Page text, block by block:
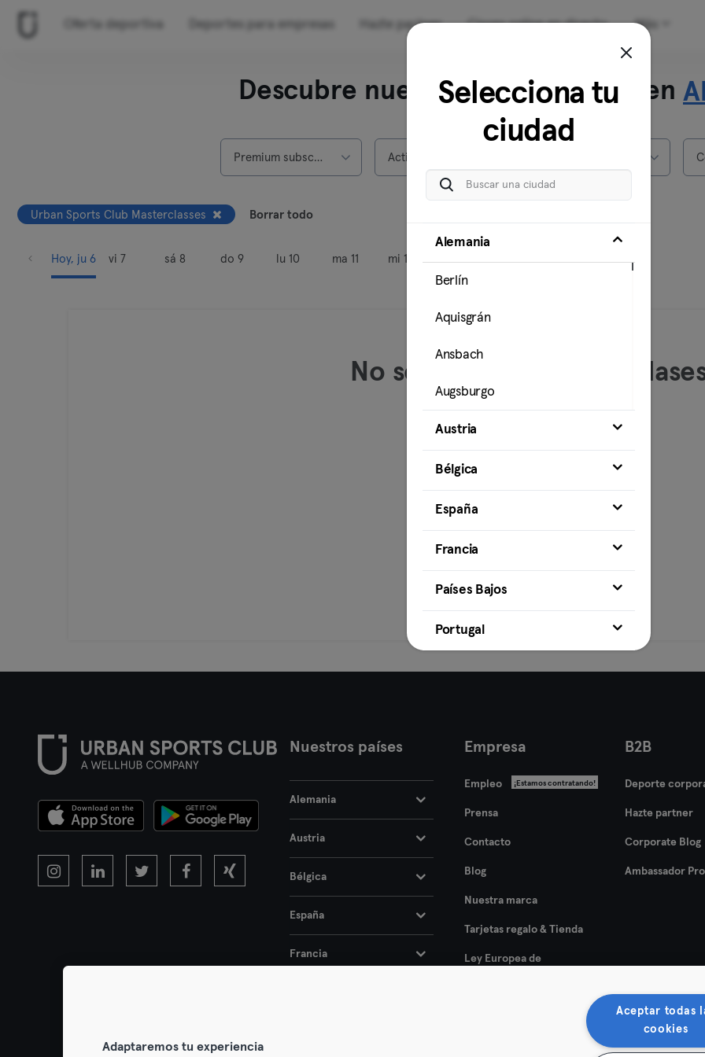
Hazte partner Clases online en directo Más
Descubre nuestras clases online en
Premium subscripción Actividades
Urban Sports Club Masterclasses Borrar todo
Hoy, ju 6 vi 7 sá 8 do 9 lu 10 ma 11 mi 12
No se han encontrado
Selecciona tu
ciudad
Alemania
Berlín
Aquisgrán
Ansbach
Augsburgo
Bamberg
Bielefeld
Bochum
Bremen
Coburgo
Duisburgo
Dusseldorf
Austria
Bélgica
España
Francia
Países Bajos
Portugal
Nuestros países
Alemania
Austria
Bélgica
España
Francia
Empresa
Empleo ¡Estamos contratando!
Prensa
Contacto
Blog
Nuestra marca
Tarjetas regalo & Tienda
Ley Europea de
B2B
Deporte
Hazte partner
Corporate Blog
Ambassador
Adaptaremos tu experiencia
Aceptar todas
cookies